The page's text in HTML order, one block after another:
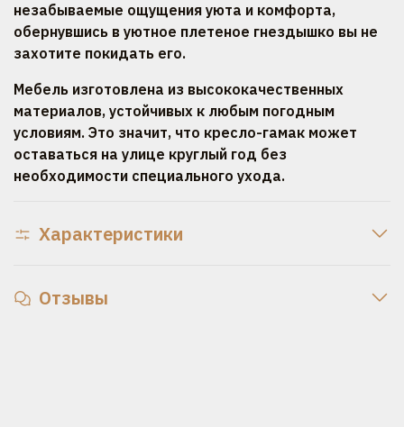
незабываемые ощущения уюта и комфорта,
обернувшись в уютное плетеное гнездышко вы не
захотите покидать его.
Мебель изготовлена из высококачественных
материалов, устойчивых к любым погодным
условиям. Это значит, что кресло-гамак может
оставаться на улице круглый год без
необходимости специального ухода.
Характеристики
Отзывы